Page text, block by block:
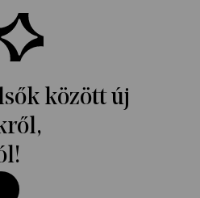
között új